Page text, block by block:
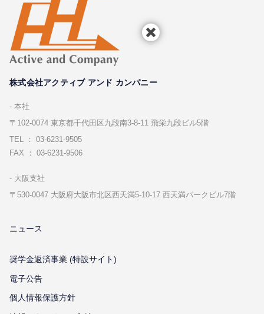
株式会社アクティブ アンド カンパニー
本社
〒102-0074 東京都千代⽥区九段南3-8-11 飛栄九段ビル5階
TEL ： 03-6231-9505
FAX ： 03-6231-9506
⼤阪⽀社
〒530-0047 ⼤阪府⼤阪市北区⻄天満5-10-17 ⻄天満パークビル7階
ニュース
奨学金返済事業 (特設サイト)
電子公告
個⼈情報保護⽅針